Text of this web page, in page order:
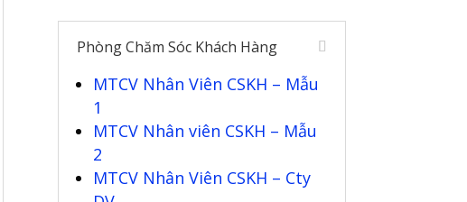
Phòng Chăm Sóc Khách Hàng
MTCV Nhân Viên CSKH – Mẫu
1
MTCV Nhân viên CSKH – Mẫu
2
MTCV Nhân Viên CSKH – Cty